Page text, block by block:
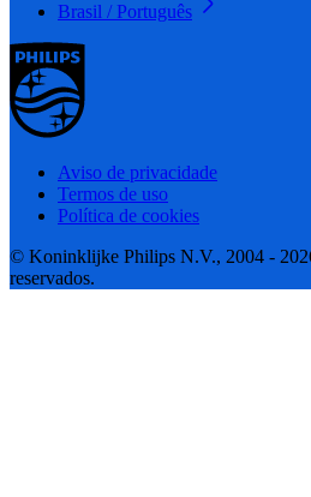
Brasil / Português
Aviso de privacidade
Termos de uso
Política de cookies
© Koninklijke Philips N.V., 2004 -
reservados.